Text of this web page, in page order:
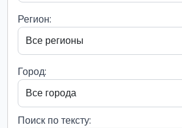
Регион:
Город:
Поиск по тексту: